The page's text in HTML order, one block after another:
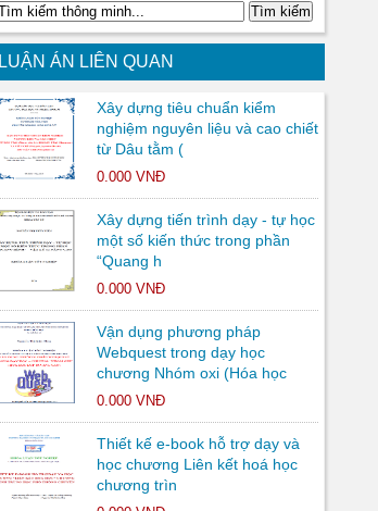
LUẬN ÁN LIÊN QUAN
Xây dựng tiêu chuẩn kiểm
nghiệm nguyên liệu và cao chiết
từ Dâu tằm (
0.000 VNĐ
Xây dựng tiến trình dạy - tự học
một số kiến thức trong phần
“Quang h
0.000 VNĐ
Vận dụng phương pháp
Webquest trong dạy học
chương Nhóm oxi (Hóa học
0.000 VNĐ
Thiết kế e-book hỗ trợ dạy và
học chương Liên kết hoá học
chương trìn